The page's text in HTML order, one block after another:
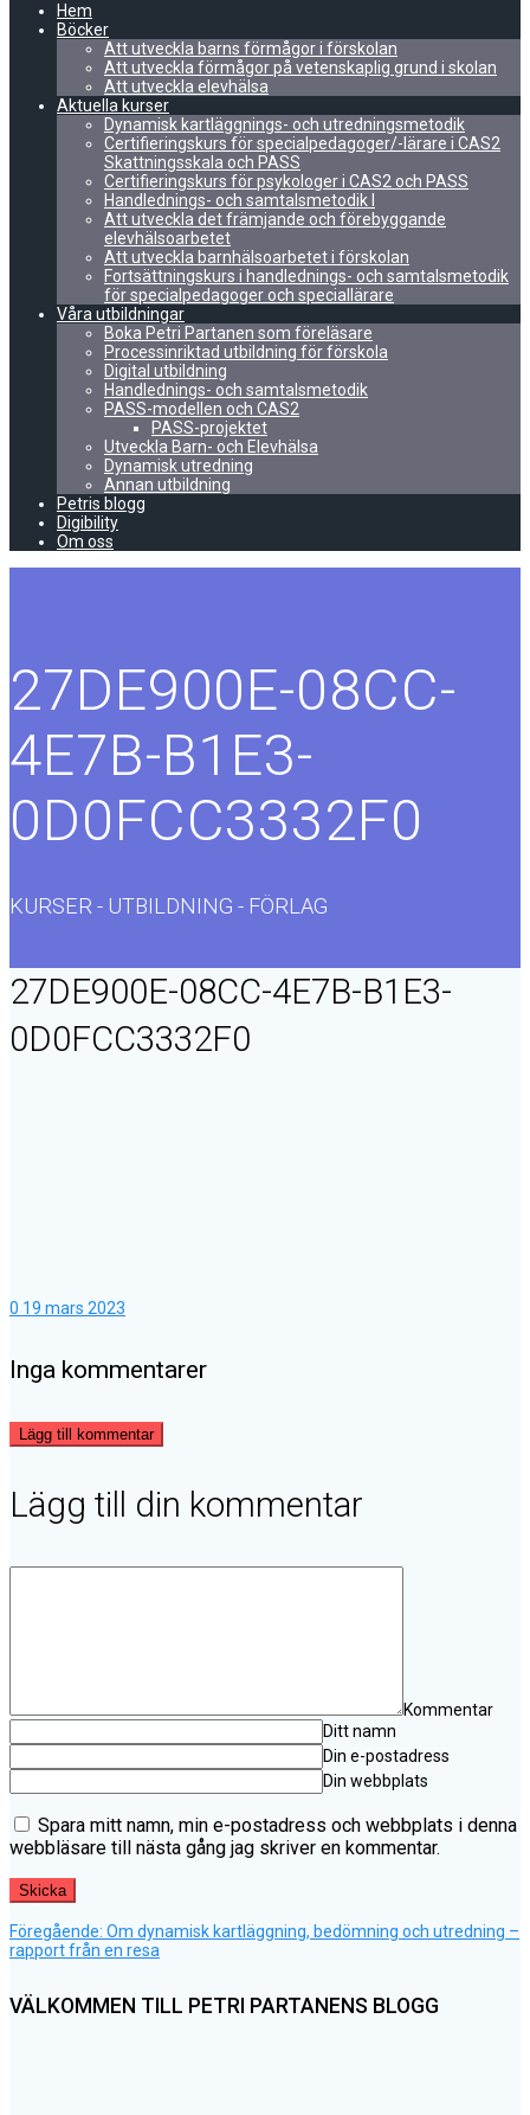
Hem
Böcker
Att utveckla barns förmågor i förskolan
Att utveckla förmågor på vetenskaplig grund i skolan
Att utveckla elevhälsa
Aktuella kurser
Dynamisk kartläggnings- och utredningsmetodik
Certifieringskurs för specialpedagoger/-lärare i CAS2
Skattningsskala och PASS
Certifieringskurs för psykologer i CAS2 och PASS
Handlednings- och samtalsmetodik I
Att utveckla det främjande och förebyggande
elevhälsoarbetet
Att utveckla barnhälsoarbetet i förskolan
Fortsättningskurs i handlednings- och samtalsmetodik
för specialpedagoger och speciallärare
Våra utbildningar
Boka Petri Partanen som föreläsare
Processinriktad utbildning för förskola
Digital utbildning
Handlednings- och samtalsmetodik
PASS-modellen och CAS2
PASS-projektet
Utveckla Barn- och Elevhälsa
Dynamisk utredning
Annan utbildning
Petris blogg
Digibility
Om oss
27DE900E-08CC-
4E7B-B1E3-
0D0FCC3332F0
KURSER - UTBILDNING - FÖRLAG
27DE900E-08CC-4E7B-B1E3-
0D0FCC3332F0
0 19 mars 2023
Inga kommentarer
Lägg till kommentar
Lägg till din kommentar
Kommentar
Ditt namn
Din e-postadress
Din webbplats
Spara mitt namn, min e-postadress och webbplats i denna
webbläsare till nästa gång jag skriver en kommentar.
Inläggsnavigering
Föregående: Föregående
inlägg:
Om dynamisk kartläggning, bedömning och utredning –
rapport från en resa
VÄLKOMMEN TILL PETRI PARTANENS BLOGG